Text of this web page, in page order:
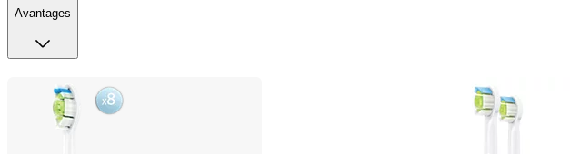
Avantages